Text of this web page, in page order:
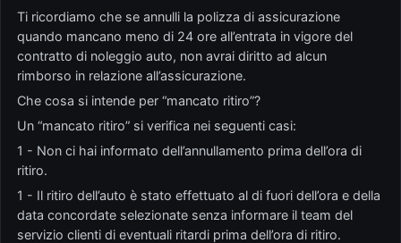
Ti ricordiamo che se annulli la polizza di assicurazione
quando mancano meno di 24 ore all’entrata in vigore del
contratto di noleggio auto, non avrai diritto ad alcun
rimborso in relazione all’assicurazione.
Che cosa si intende per “mancato ritiro”?
Un “mancato ritiro” si verifica nei seguenti casi:
1 - Non ci hai informato dell’annullamento prima dell’ora di
ritiro.
1 - Il ritiro dell’auto è stato effettuato al di fuori dell’ora e della
data concordate selezionate senza informare il team del
servizio clienti di eventuali ritardi prima dell’ora di ritiro.